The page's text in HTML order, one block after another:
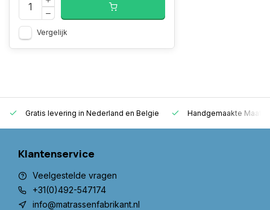
Vergelijk
Gratis levering in Nederland en Belgie Handgemaakte
Klantenservice
Veelgestelde vragen
+31(0)492-547174
info@matrassenfabrikant.nl